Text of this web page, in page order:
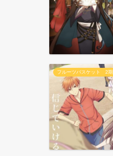
フルーツバスケット 2期